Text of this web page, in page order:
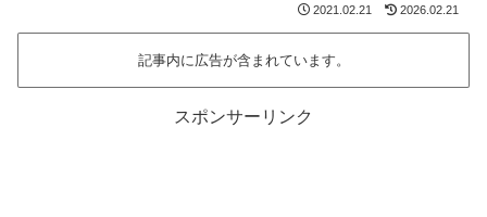
2021.02.21 2026.02.21
記事内に広告が含まれています。
スポンサーリンク